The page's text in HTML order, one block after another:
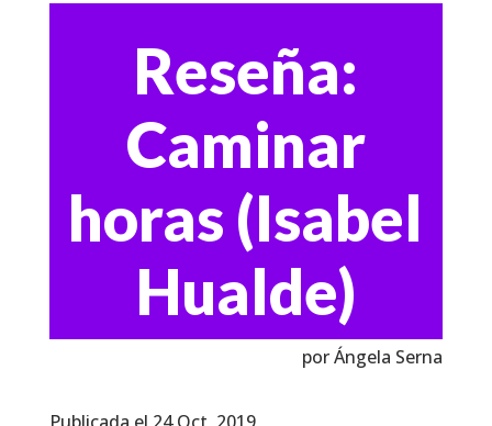
Reseña:
Caminar
horas (Isabel
Hualde)
por Ángela Serna